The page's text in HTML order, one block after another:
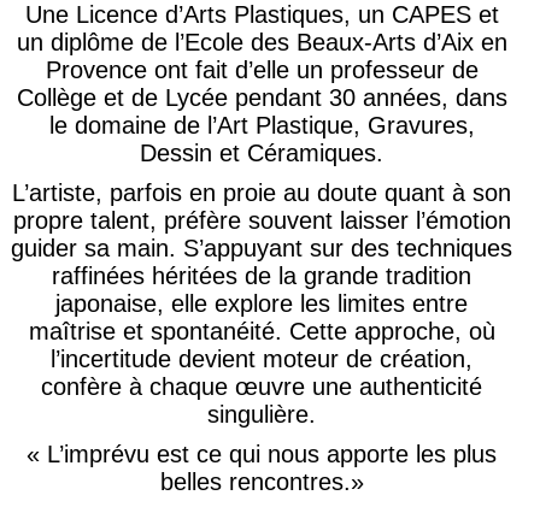
Une Licence d’Arts Plastiques, un CAPES et
un diplôme de l’Ecole des Beaux-Arts d’Aix en
Provence ont fait d’elle un professeur de
Collège et de Lycée pendant 30 années, dans
le domaine de l’Art Plastique, Gravures,
Dessin et Céramiques.
L’artiste, parfois en proie au doute quant à son
propre talent, préfère souvent laisser l’émotion
guider sa main. S’appuyant sur des techniques
raffinées héritées de la grande tradition
japonaise, elle explore les limites entre
maîtrise et spontanéité. Cette approche, où
l’incertitude devient moteur de création,
confère à chaque œuvre une authenticité
singulière.
« L’imprévu est ce qui nous apporte les plus
belles rencontres.»